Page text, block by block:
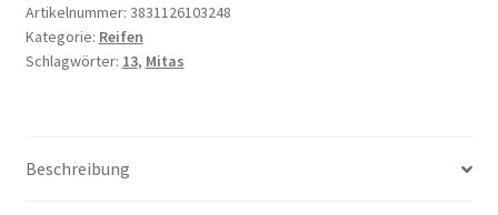
Artikelnummer: 3831126103248
Kategorie: Reifen
Schlagwörter: 13, Mitas
Beschreibung